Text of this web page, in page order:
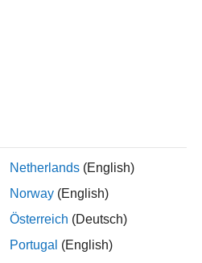
Netherlands (English)
Norway (English)
Österreich (Deutsch)
Portugal (English)